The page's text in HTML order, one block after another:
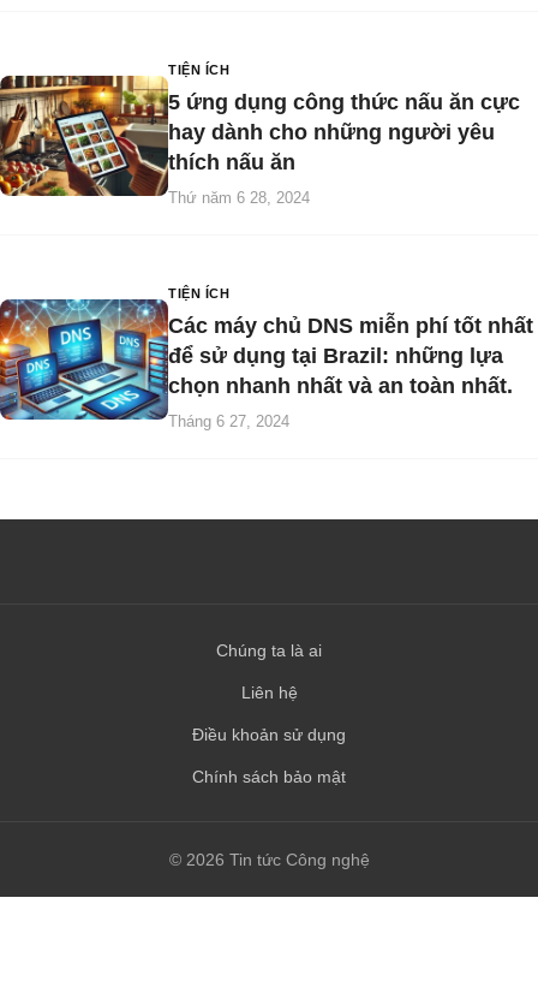
TIỆN ÍCH
5 ứng dụng công thức nấu ăn cực
hay dành cho những người yêu
thích nấu ăn
Thứ năm 6 28, 2024
TIỆN ÍCH
Các máy chủ DNS miễn phí tốt nhất
để sử dụng tại Brazil: những lựa
chọn nhanh nhất và an toàn nhất.
Tháng 6 27, 2024
Chúng ta là ai
Liên hệ
Điều khoản sử dụng
Chính sách bảo mật
© 2026 Tin tức Công nghệ